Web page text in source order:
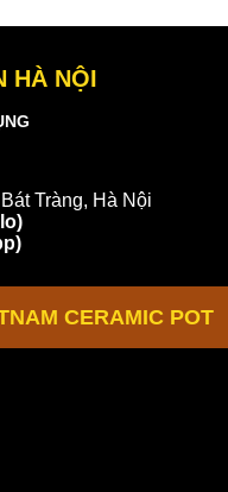
Tràng, Hà Nội
HÀ NỘI
CERAMIC POT